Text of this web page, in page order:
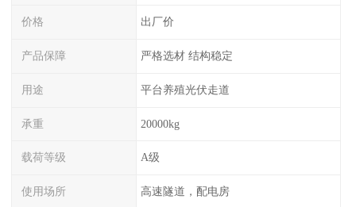
价格 出厂价
产品保障 严格选材 结构稳定
用途 平台养殖光伏走道
承重 20000kg
载荷等级 A级
使用场所 高速隧道，配电房